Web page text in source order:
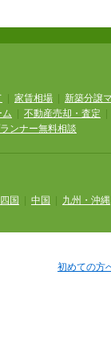
家賃相場
新築分譲
ム 不動産売却・査定
ンナー無料相談
四国 中国 九州・沖縄
初めての方